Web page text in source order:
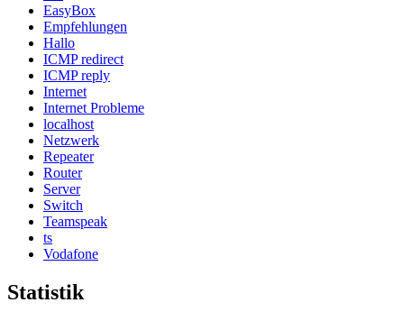
EasyBox
Empfehlungen
Hallo
ICMP redirect
ICMP reply
Internet
Internet Probleme
localhost
Netzwerk
Repeater
Router
Server
Switch
Teamspeak
ts
Vodafone
Statistik